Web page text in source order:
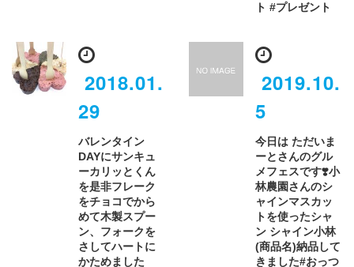
ト #プレゼント
2018.01.
29
バレンタイン
DAYにサンキュ
ーカリッとくん
を是非フレーク
をチョコでから
めて木製スプー
ン、フォークを
さしてハートに
かためました
2019.10.
5
今日は ただいま
ーとさんのグル
メフェスです❣️小
林農園さんのシ
ャインマスカッ
トを使ったシャ
ン シャイン小林
(商品名)納品して
きました#おっつ